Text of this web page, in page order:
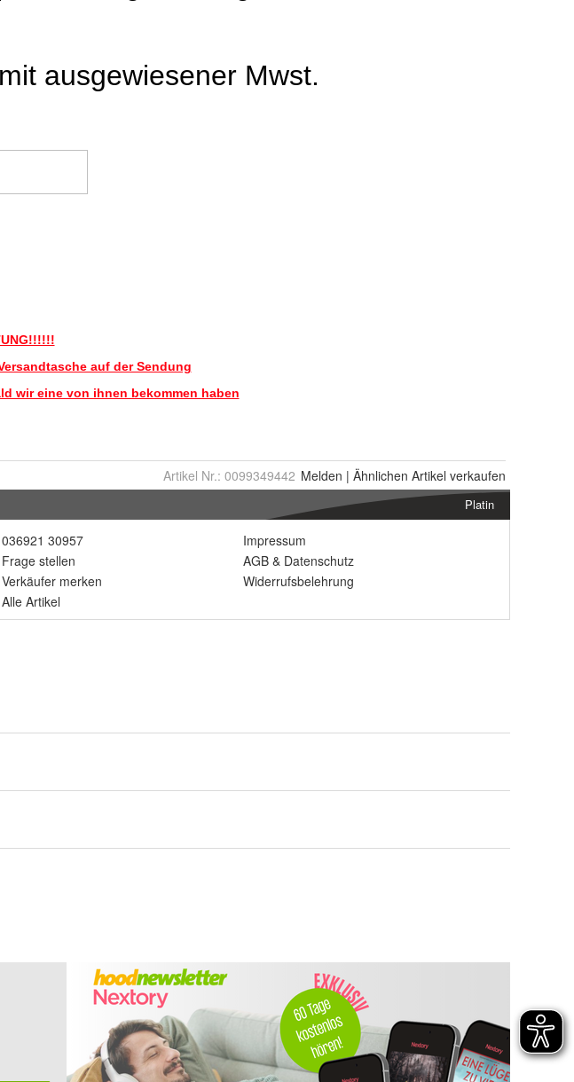
Artikel Nr.: 0099349442 Melden | Ähnlichen Artikel verkaufen
Platin
036921 30957
Frage stellen
Verkäufer merken
Alle Artikel
Impressum
AGB & Datenschutz
Widerrufsbelehrung